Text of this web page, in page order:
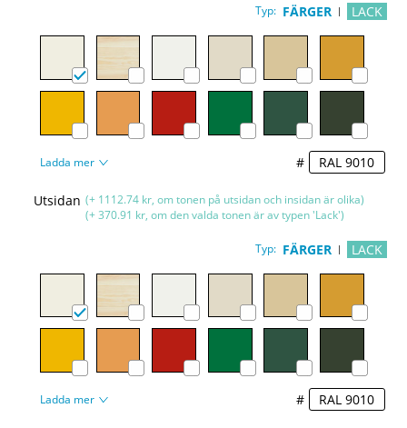
Typ: FÄRGER LACK
Ladda mer #
Utsidan (+ 1112.74 kr, om tonen på utsidan och insidan är olika)
(+ 370.91 kr, om den valda tonen är av typen 'Lack')
Typ: FÄRGER LACK
Ladda mer #